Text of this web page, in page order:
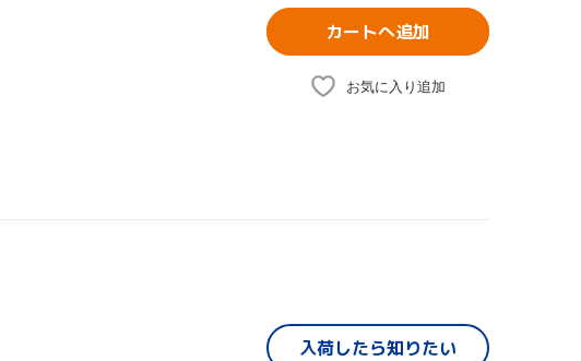
カートへ追加
お気に入り追加
入荷したら知りたい